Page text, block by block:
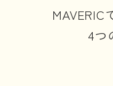
MAVERIC
4つ